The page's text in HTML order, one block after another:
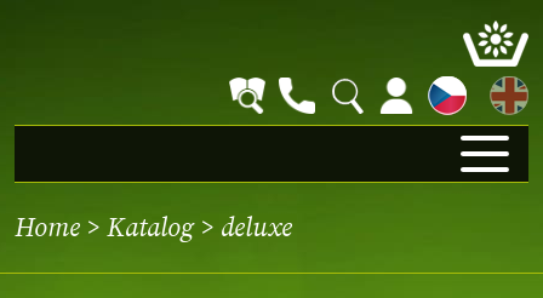
EN
Home > Katalog> deluxe